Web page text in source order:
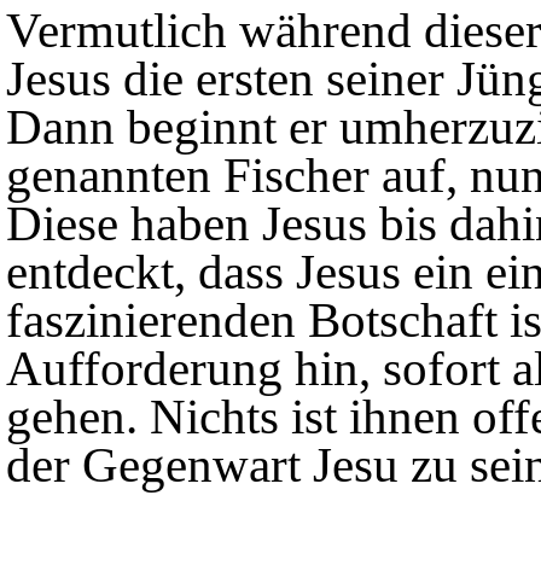
Vermutlich während
Jesus die ersten seiner
Dann beginnt er
genannten Fischer auf,
Diese haben Jesus bis
entdeckt, dass Jesus ein
faszinierenden Botschaft
Aufforderung hin, sofort
gehen. Nichts ist ihnen
der Gegenwart Jesu zu